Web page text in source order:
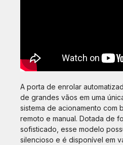
A porta de enrolar
de grandes vãos em uma
sistema de acionamento com
remoto e manual. Dotada de
sofisticado, esse modelo
silencioso e é disponível em